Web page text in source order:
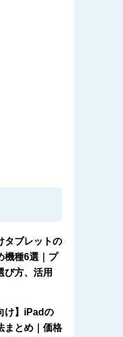
タブレットの
機種6選｜プ
び方、活用
け】iPadの
まとめ｜価格